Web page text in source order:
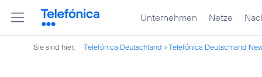
Unternehmen Netze
Sie sind hier: Telefónica Deutschland Telefónica Deutschland